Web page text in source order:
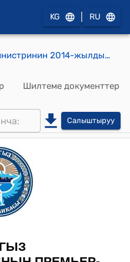
KG RU
КР Премьер-министринин 2014-жылдын 24-сентябрындагы № 402 (Кыргыз Республикасынын Премьер-министринин атынан ысымы жазылган саат менен сыйлануу жөнүндө) буйругу
Шилтеме документтер
Салыштыруу